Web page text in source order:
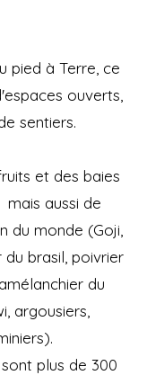
pied à Terre, ce
ouverts,
sentiers.
et des baies
aussi de
du monde (Goji,
brasil, poivrier
du
argousiers,
plus de 300